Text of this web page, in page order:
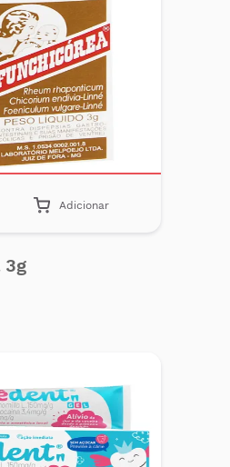
Adicionar
3g